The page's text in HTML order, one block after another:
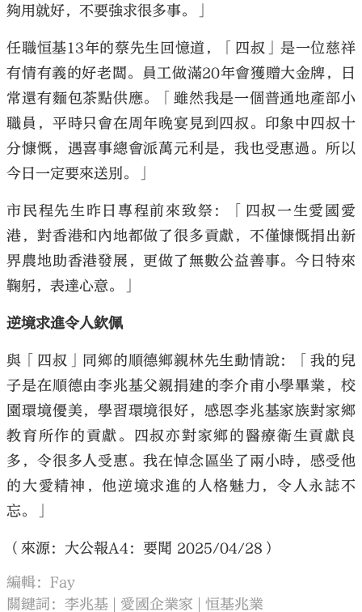
夠用就好，不要強求很多事。」
任職恒基13年的蔡先生回憶道，「四叔」是一位慈祥
有情有義的好老闆。員工做滿20年會獲贈大金牌，日
常還有麵包茶點供應。「雖然我是一個普通地產部小
職員，平時只會在周年晚宴見到四叔。印象中四叔十
分慷慨，遇喜事總會派萬元利是，我也受惠過。所以
今日一定要來送別。」
市民程先生昨日專程前來致祭：「四叔一生愛國愛
港，對香港和內地都做了很多貢獻，不僅慷慨捐出新
界農地助香港發展，更做了無數公益善事。今日特來
鞠躬，表達心意。」
逆境求進令人欽佩
與「四叔」同鄉的順德鄉親林先生動情說：「我的兒
子是在順德由李兆基父親捐建的李介甫小學畢業，校
園環境優美，學習環境很好，感恩李兆基家族對家鄉
教育所作的貢獻。四叔亦對家鄉的醫療衛生貢獻良
多，令很多人受惠。我在悼念區坐了兩小時，感受他
的大愛精神，他逆境求進的人格魅力，令人永誌不
忘。」
（來源：大公報A4：要聞 2025/04/28）
編輯：Fay
關鍵詞：李兆基 愛國企業家 恒基兆業